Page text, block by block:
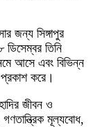
জন্য সিঙ্গাপুর
ডিসেম্বর তিনি
আসে এবং বিভিন্ন
করে।
জীবন ও
মূল্যবোধ,